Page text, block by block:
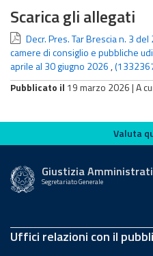
Scarica gli allegati
Decr. Pres. Tar Brescia n. 3
camere di consiglio e pubbliche
aprile al 30 giugno 2026 ,
Pubblicato il 19 marzo 2026 |A
Valuta questoValuta
Giustizia
Segretariato Generale
Uffici relazioni con il